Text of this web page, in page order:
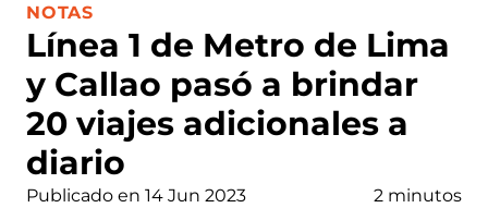
Línea 1 de Metro de Lima
y Callao pasó a brindar
20 viajes adicionales a
diario
CATEGORÍA:
NOTAS
Publicado en 14 Jun 2023 2 minutos